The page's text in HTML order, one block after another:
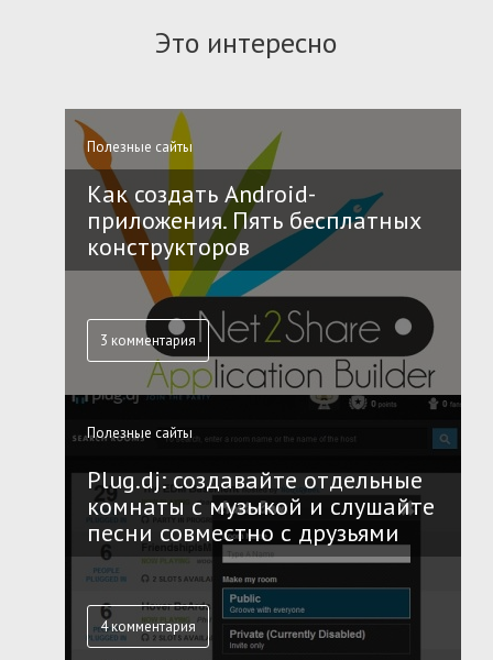
Это интересно
Полезные сайты
Как создать Android-
приложения. Пять бесплатных
конструкторов
3 комментария
Полезные сайты
Plug.dj: создавайте отдельные
комнаты с музыкой и слушайте
песни совместно с друзьями
4 комментария